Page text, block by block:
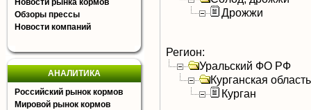
Новости рынка кормов
Обзоры прессы
Новости компаний
АНАЛИТИКА
Российский рынок кормов
Мировой рынок кормов
Дрожжи
Регион:
Уральский ФО РФ
Курганская область
Курган